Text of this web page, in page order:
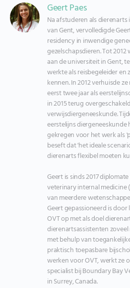
Geert Paes
Na afstuderen als
van Gent, vervolledigde
residency in inwendige
gezelschapsdieren. Tot
aan de universiteit in Gent,
werkte als reisbegeleider en
kennen. In 2012 verhuisde
eerst twee jaar als
in 2015 terug
verwijsdiergeneeskunde.
eerstelijns
gekregen voor het werk als
beseft dat 'het ideale
dierenarts flexibel moeten
Geert is sinds 2017
veterinary internal medicine
van meerdere
Geert gepassioneerd is door
OVT op met als doel
dierenartsassistenten
met behulp van
praktisch toepasbare
werken voor OVT, werkt ze
specialist bij Boundary Bay
in Surrey, Canada.